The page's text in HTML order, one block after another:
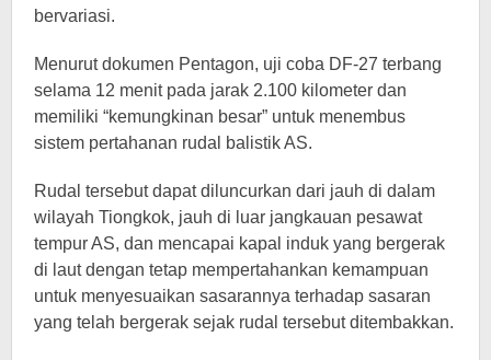
bervariasi.
Menurut dokumen Pentagon, uji coba DF-27 terbang
selama 12 menit pada jarak 2.100 kilometer dan
memiliki “kemungkinan besar” untuk menembus
sistem pertahanan rudal balistik AS.
Rudal tersebut dapat diluncurkan dari jauh di dalam
wilayah Tiongkok, jauh di luar jangkauan pesawat
tempur AS, dan mencapai kapal induk yang bergerak
di laut dengan tetap mempertahankan kemampuan
untuk menyesuaikan sasarannya terhadap sasaran
yang telah bergerak sejak rudal tersebut ditembakkan.